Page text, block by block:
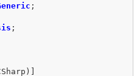
;
;
)]